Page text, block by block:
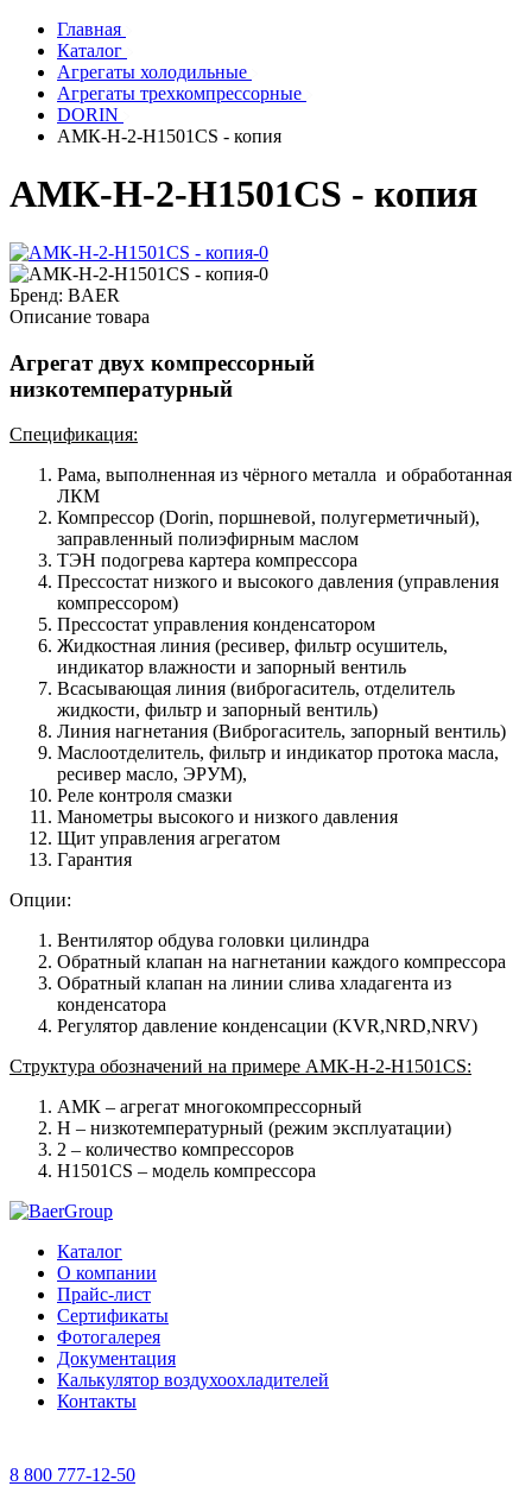
Главная
Каталог
Агрегаты холодильные
Агрегаты трехкомпрессорные
DORIN
АМК-Н-2-H1501CS - копия
АМК-Н-2-H1501CS - копия
Бренд: BAER
Описание товара
Агрегат двух компрессорный
низкотемпературный
Спецификация:
Рама, выполненная из чёрного металла и обработанная
ЛКМ
Компрессор (Dorin, поршневой, полугерметичный),
заправленный полиэфирным маслом
ТЭН подогрева картера компрессора
Прессостат низкого и высокого давления (управления
компрессором)
Прессостат управления конденсатором
Жидкостная линия (ресивер, фильтр осушитель,
индикатор влажности и запорный вентиль
Всасывающая линия (виброгаситель, отделитель
жидкости, фильтр и запорный вентиль)
Линия нагнетания (Виброгаситель, запорный вентиль)
Маслоотделитель, фильтр и индикатор протока масла,
ресивер масло, ЭРУМ),
Реле контроля смазки
Манометры высокого и низкого давления
Щит управления агрегатом
Гарантия
Опции:
Вентилятор обдува головки цилиндра
Обратный клапан на нагнетании каждого компрессора
Обратный клапан на линии слива хладагента из
конденсатора
Регулятор давление конденсации (KVR,NRD,NRV)
Структура обозначений на примере AМК-H-2-H1501CS:
AМК – агрегат многокомпрессорный
Н – низкотемпературный (режим эксплуатации)
2 – количество компрессоров
H1501CS – модель компрессора
Каталог
О компании
Прайс-лист
Сертификаты
Фотогалерея
Документация
Калькулятор воздухоохладителей
Контакты
8 800 777-12-50